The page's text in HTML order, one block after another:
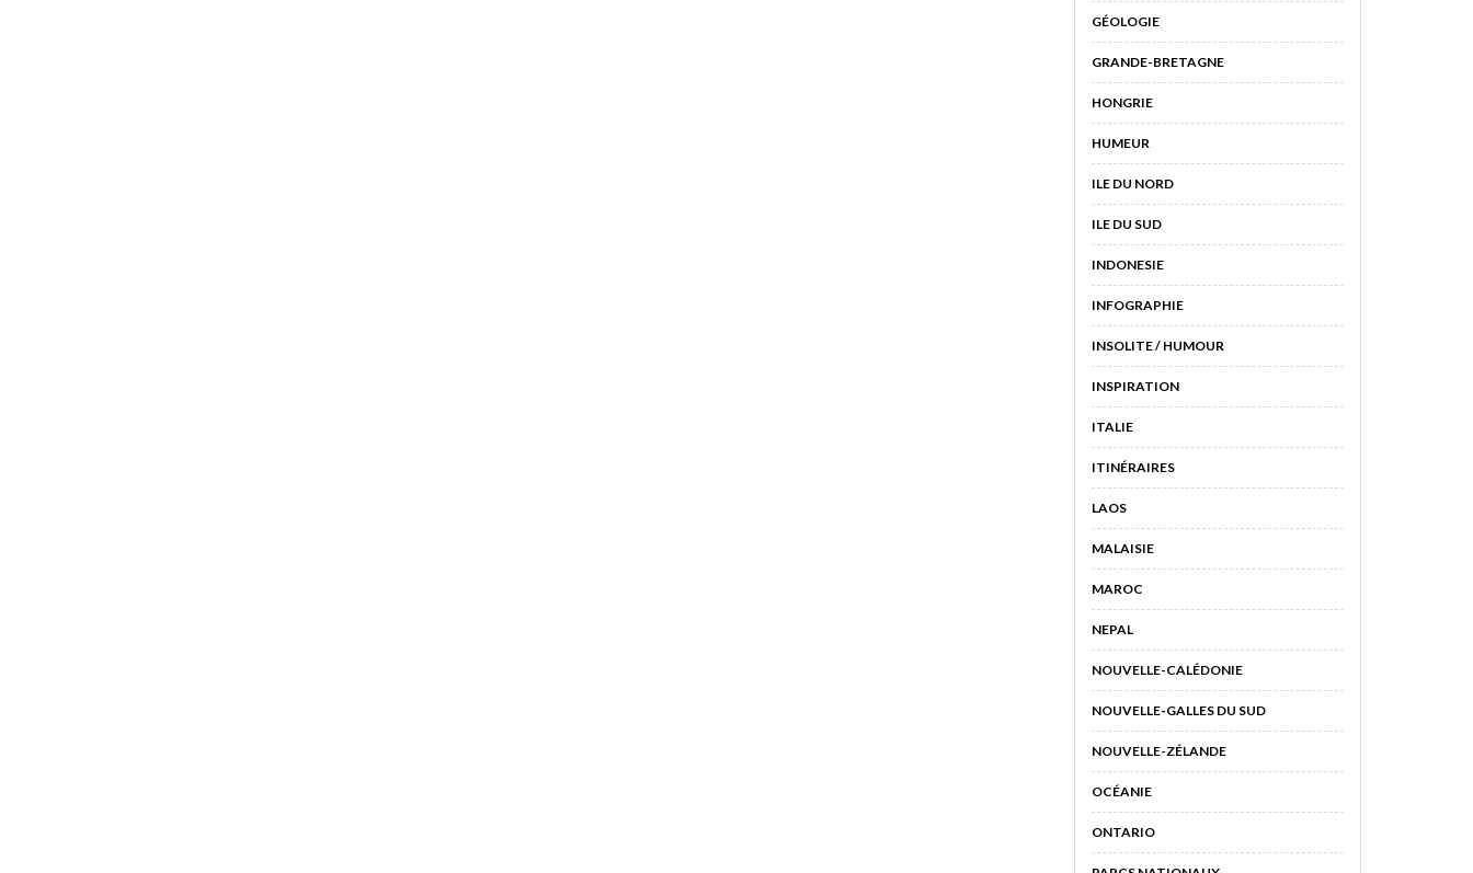
GÉOLOGIE
GRANDE-BRETAGNE
HONGRIE
HUMEUR
ILE DU NORD
ILE DU SUD
INDONESIE
INFOGRAPHIE
INSOLITE / HUMOUR
INSPIRATION
ITALIE
ITINÉRAIRES
LAOS
MALAISIE
MAROC
NEPAL
NOUVELLE-CALÉDONIE
NOUVELLE-GALLES DU SUD
NOUVELLE-ZÉLANDE
OCÉANIE
ONTARIO